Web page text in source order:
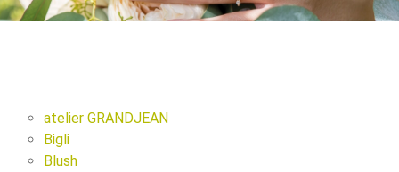
atelier GRANDJEAN
Bigli
Blush